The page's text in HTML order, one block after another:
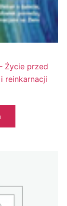
Życie przed
reinkarnacji